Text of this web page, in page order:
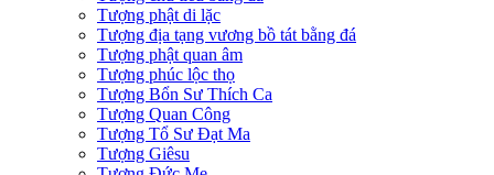
Tượng phật di lặc
Tượng địa tạng vương bồ tát bằng đá
Tượng phật quan âm
Tượng phúc lộc thọ
Tượng Bổn Sư Thích Ca
Tượng Quan Công
Tượng Tổ Sư Đạt Ma
Tượng Giêsu